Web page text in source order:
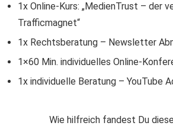
1x Online-Kurs: „MedienTrust – der
Trafficmagnet“
1x Rechtsberatung – Newsletter
1×60 Min. individuelles Online-
1x individuelle Beratung – YouTube
Wie hilfreich fandest Du